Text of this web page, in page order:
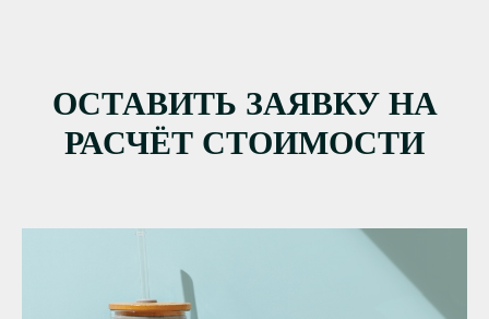
ОСТАВИТЬ ЗАЯВКУ НА
РАСЧЁТ СТОИМОСТИ